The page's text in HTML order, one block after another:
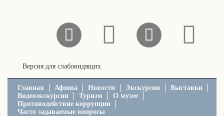
Версия для слабовидящих
Главная Афиша Новости Экскурсии
Выставки
Видеоэкскурсии
Туризм
О музее
Противодействие коррупции
Часто задаваемые вопросы